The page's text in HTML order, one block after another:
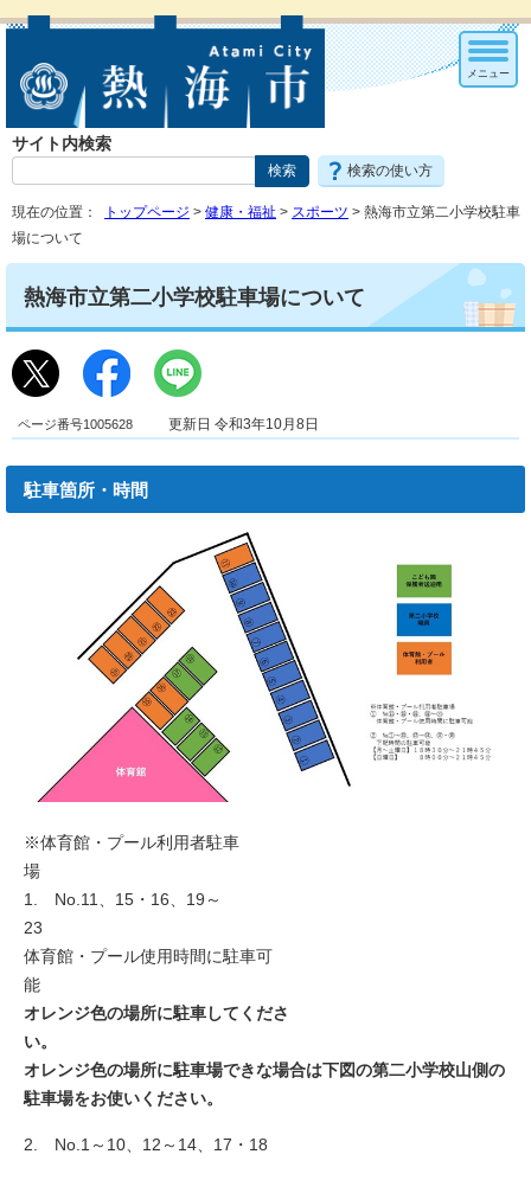
サイト内検索
検索の使い方
メニュー
現在の位置： トップページ > 健康・福祉 > スポーツ > 熱海市立第二小学校駐車
場について
熱海市立第二小学校駐車場について
ページ番号1005628 更新日 令和3年10月8日
駐車箇所・時間
※体育館・プール利用者駐車
1. No.11、15・16、19～
体育館・プール使用時間に駐車可
オレンジ色の場所に駐車してくださ
い。
オレンジ色の場所に駐車場できな場合は下図の第二小学校山側の
駐車場をお使いください。
2. No.1～10、12～14、17・18